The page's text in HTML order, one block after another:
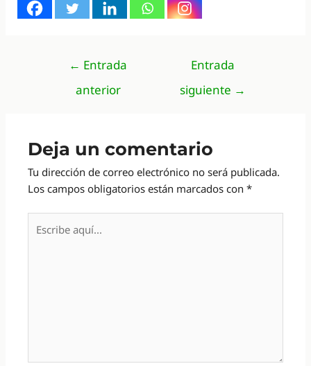
Navegación
entradas
← Entrada
anterior
Entrada
siguiente →
Deja un comentario
Tu dirección de correo electrónico no será publicada.
Los campos obligatorios están marcados con*
aquí...